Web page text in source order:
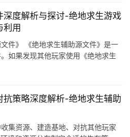
深度解析与探讨-绝地求生游戏
利用
件》 《绝地求生辅助源文件》是一
如果发现其他玩家使用《绝地求生
抗策略深度解析-绝地求生辅助
集资源、建造基地、对抗其他玩家